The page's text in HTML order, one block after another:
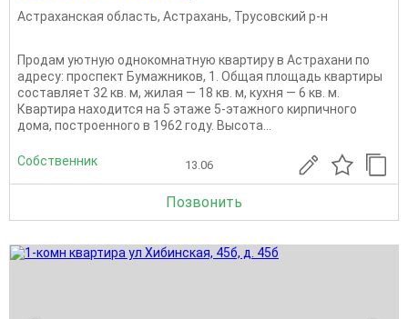
Астраханская область, Астрахань, Трусовский р-н
Продам уютную однокомнатную квартиру в Астрахани по
адресу: проспект Бумажников, 1. Общая площадь квартиры
составляет 32 кв. м, жилая — 18 кв. м, кухня — 6 кв. м.
Квартира находится на 5 этаже 5-этажного кирпичного
дома, построенного в 1962 году. Высота...
Собственник 13.06
Позвонить